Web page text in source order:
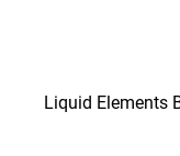
Liquid Elements